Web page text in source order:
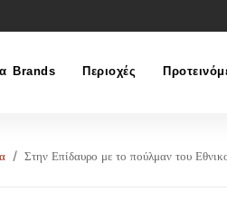
Brands Περιοχές
Στην Επίδαυρο με το πούλμαν του